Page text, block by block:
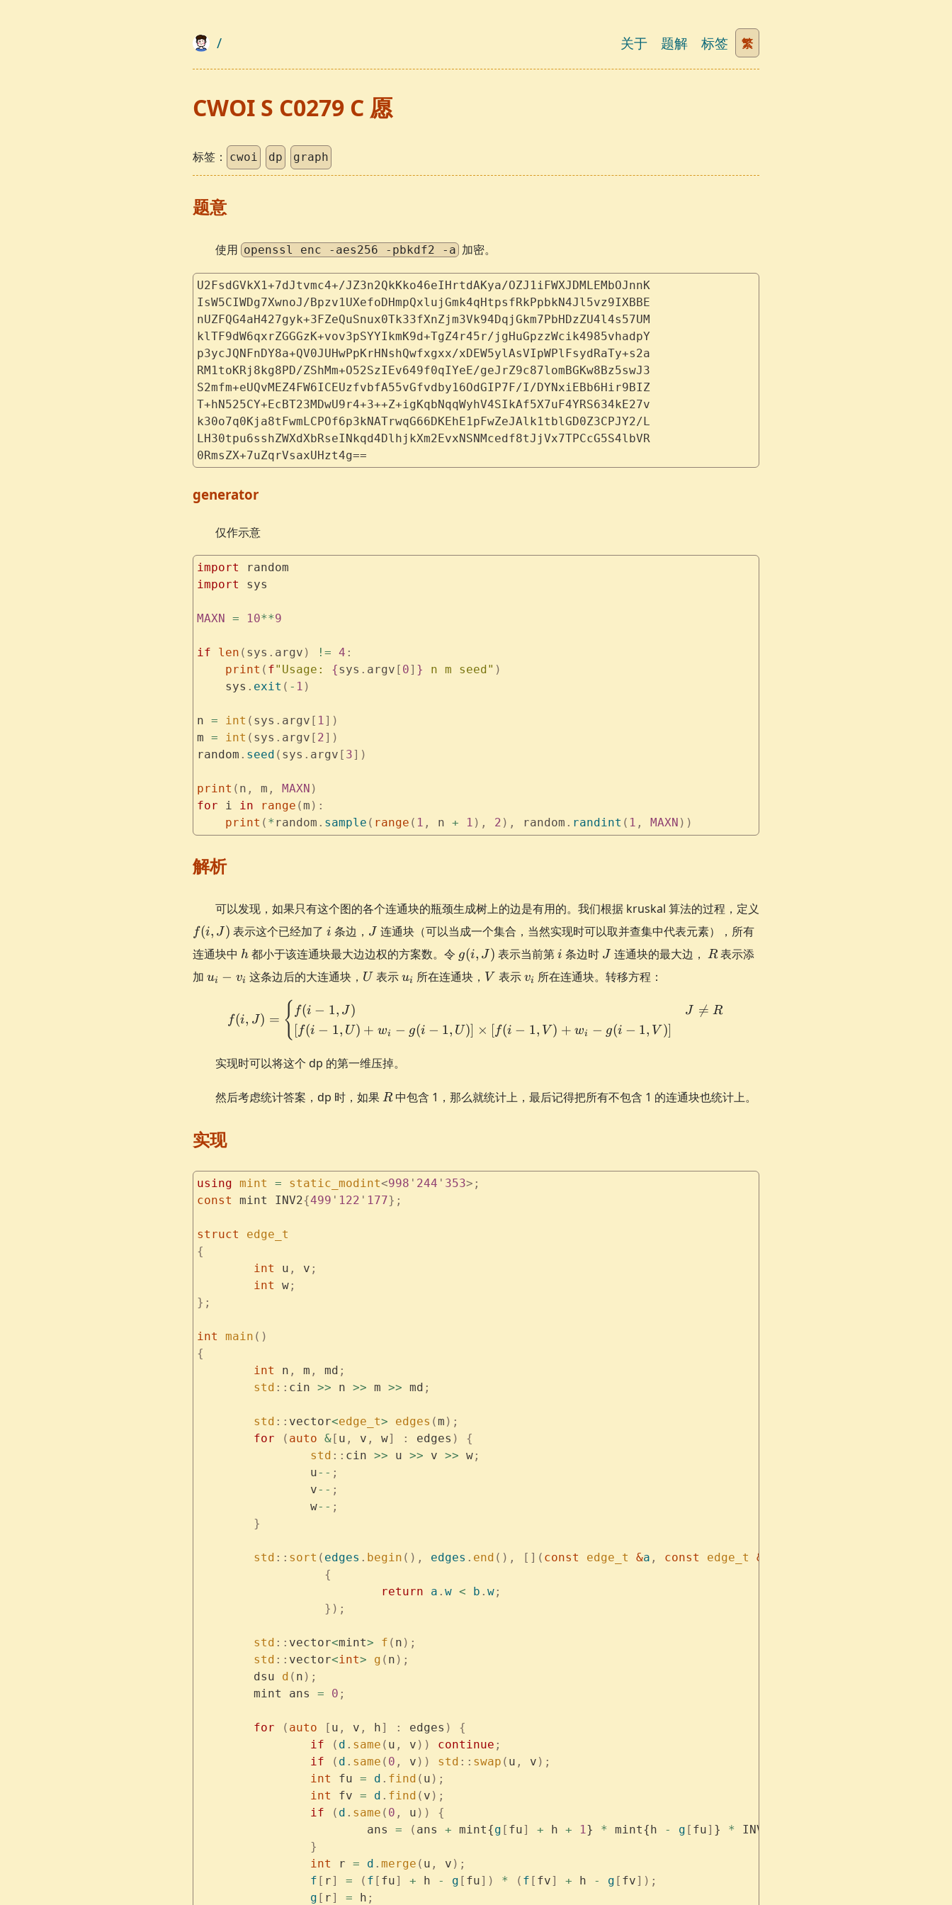
/ 关于 题解 标签 繁
CWOI S C0279 C 愿
标签： cwoi dp graph
题意
使用 openssl enc -aes256 -pbkdf2 -a 加密。
U2FsdGVkX1+7dJtvmc4+/JZ3n2QkKko46eIHrtdAKya/OZJ1iFWXJDMLEMbOJnnK
IsW5CIWDg7XwnoJ/Bpzv1UXefoDHmpQxlujGmk4qHtpsfRkPpbkN4Jl5vz9IXBBE
nUZFQG4aH427gyk+3FZeQuSnux0Tk33fXnZjm3Vk94DqjGkm7PbHDzZU4l4s57UM
klTF9dW6qxrZGGGzK+vov3pSYYIkmK9d+TgZ4r45r/jgHuGpzzWcik4985vhadpY
p3ycJQNFnDY8a+QV0JUHwPpKrHNshQwfxgxx/xDEW5ylAsVIpWPlFsydRaTy+s2a
RM1toKRj8kg8PD/ZShMm+O52SzIEv649f0qIYeE/geJrZ9c87lomBGKw8Bz5swJ3
S2mfm+eUQvMEZ4FW6ICEUzfvbfA55vGfvdby16OdGIP7F/I/DYNxiEBb6Hir9BIZ
T+hN525CY+EcBT23MDwU9r4+3++Z+igKqbNqqWyhV4SIkAf5X7uF4YRS634kE27v
k30o7q0Kja8tFwmLCPOf6p3kNATrwqG66DKEhE1pFwZeJAlk1tblGD0Z3CPJY2/L
LH30tpu6sshZWXdXbRseINkqd4DlhjkXm2EvxNSNMcedf8tJjVx7TPCcG5S4lbVR
0RmsZX+7uZqrVsaxUHzt4g==
generator
仅作示意
import random
import sys
MAXN = 10**9
if len ( sys . argv ) != 4 :
    print
( f"Usage: {sys . argv [ 0] } n m seed" )
    sys
. exit ( - 1 )
n = int ( sys . argv [ 1 ])
m = int ( sys . argv [ 2])
random . seed ( sys . argv [ 3])
print ( n , m , MAXN )
for i in range (m ):
    print
( * random . sample ( range ( 1 , n + 1 ), 2 ), random . randint ( 1 , MAXN ))
解析
可以发现，如果只有这个图的各个连通块的瓶颈生成树上的边是有用的。我们根据 kruskal 算法的过程，定义
f(i,
J)
f(i, J ) 表示这个已经加了i
i 条边， J
J 连通块（可以当成一个集合，当然实现时可以取并查集中代表元素），所有
连通块中 h
h 都小于该连通块最大边边权的方案数。令 g(i,
J)
g(i, J ) 表示当前第i
i 条边时 J
J 连通块的最大边， R
R表示添
加 u_i
ui − vi 这条边后的大连通块， U
U 表示u_i
ui 所在连通块， V
V 表示v_i
vi 所在连通块。转移方程：
f(i, J) = \begin{cases} f(i - 1, J) & J \neq R \\ [f(i - 1, U) + w_i - g(i - 1, U)]
f(i, J) = { f(i − 1, J)
[f(i − 1, U) + wi − g(i − 1, U)] × [f(i − 1, V ) + wi − g(i − 1, V )]
J 
= R
实现时可以将这个 dp 的第一维压掉。
然后考虑统计答案，dp 时，如果 R
R中包含 1，那么就统计上，最后记得把所有不包含 1 的连通块也统计上。
实现
using mint = static_modint<998 ' 244 ' 353>;
const mint INV2{499 ' 122 ' 177};
struct edge_t
{
	int
u , v ;
	int
w;
};
int main ()
{
	int
n , m , md ;
	std
:: cin >> n >> m >> md ;
	std
:: vector<edge_t> edges (m );
	for
( auto &[ u , v , w] : edges )
{
		std
:: cin >> u >> v >> w;
		u
-- ;
		v
-- ;
		w
-- ;
	}
	std
:: sort ( edges . begin (), edges . end (), []( const edge_t &a , const edge_t &
		  {
			  return
a . w < b . w;
		  });
	std
:: vector<mint> f ( n );
	std
:: vector<int> g ( n );
	dsu
d ( n );
	mint ans
= 0 ;
	for
( auto [ u , v , h] : edges )
{
		if
( d . same ( u , v )) continue ;
		if
( d . same ( 0 , v )) std :: swap ( u , v );
		int
fu = d . find ( u );
		int
fv = d . find ( v );
		if
( d . same ( 0 , u ))
{
			ans
= ( ans + mint{g [ fu] + h + 1} * mint{h - g [ fu] } * INV2
		}
		int
r = d . merge ( u , v );
		f
[ r] = ( f [ fu] + h - g [ fu]) * ( f [ fv] + h - g [ fv]);
		g
[ r] = h ;